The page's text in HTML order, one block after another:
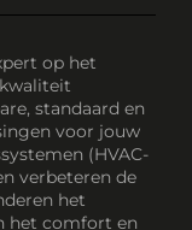
op het
standaard en
voor jouw
(HVAC-
verbeteren de
het
het comfort en